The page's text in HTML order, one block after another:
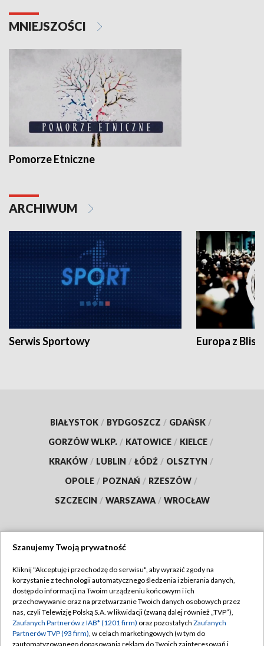
MNIEJSZOŚCI
Pomorze Etniczne
ARCHIWUM
Serwis Sportowy Europa z
BIAŁYSTOK / BYDGOSZCZ / GDAŃSK /
GORZÓW WLKP. / KATOWICE / KIELCE /
KRAKÓW / LUBLIN / ŁÓDŹ / OLSZTYN /
OPOLE / POZNAŃ / RZESZÓW /
SZCZECIN / WARSZAWA / WROCŁAW
TVP
Abonament TVP
Emisja w TVP
Centrum informacji TVP
Regulamin TVP
Polityka prywatności
Moje zgody
Szanujemy Twoją prywatność
Kliknij "Akceptuję i przechodzę do serwisu", aby wyrazić zgody na
korzystanie z technologii automatycznego śledzenia i zbierania danych,
dostęp do informacji na Twoim urządzeniu końcowym i ich
przechowywanie oraz na przetwarzanie Twoich danych osobowych przez
nas, czyli Telewizję Polską S.A. w likwidacji (zwaną dalej również „TVP”),
Zaufanych Partnerów z IAB* (1201 firm) oraz pozostałych Zaufanych
Partnerów TVP (93 firm), w celach marketingowych (w tym do
zautomatyzowanego dopasowania reklam do Twoich zainteresowań i